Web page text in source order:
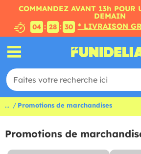
COMMANDEZ AVANT 13h
DEMAIN
04 : 28 : 28 * LIVRAISON
... Promotions de marchandises
Promotions de